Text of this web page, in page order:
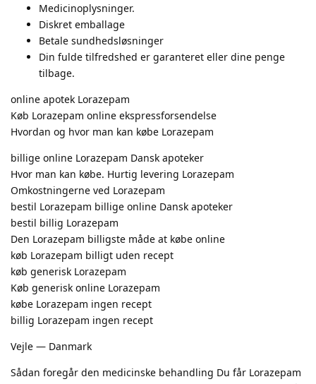
Medicinoplysninger.
Diskret emballage
Betale sundhedsløsninger
Din fulde tilfredshed er garanteret eller dine penge
tilbage.
online apotek Lorazepam
Køb Lorazepam online ekspressforsendelse
Hvordan og hvor man kan købe Lorazepam
billige online Lorazepam Dansk apoteker
Hvor man kan købe. Hurtig levering Lorazepam
Omkostningerne ved Lorazepam
bestil Lorazepam billige online Dansk apoteker
bestil billig Lorazepam
Den Lorazepam billigste måde at købe online
køb Lorazepam billigt uden recept
køb generisk Lorazepam
Køb generisk online Lorazepam
købe Lorazepam ingen recept
billig Lorazepam ingen recept
Vejle — Danmark
Sådan foregår den medicinske behandling Du får Lorazepam